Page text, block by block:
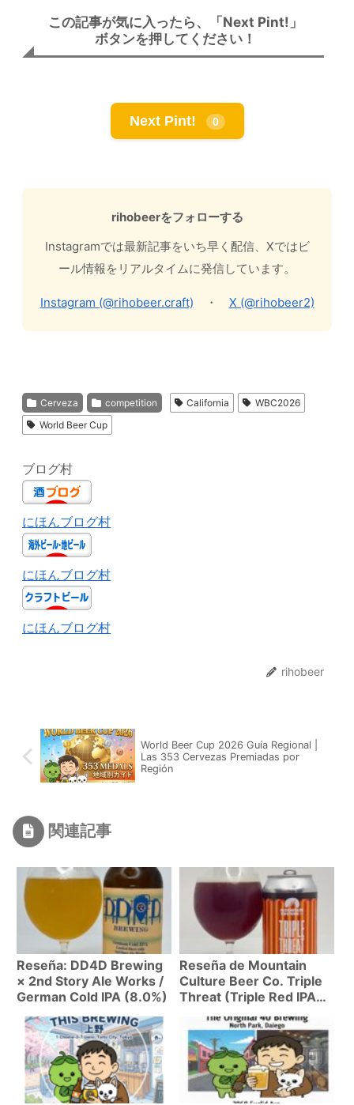
この記事が気に入ったら、「Next Pint!」
ボタンを押してください！
Next Pint! 0
rihobeerをフォローする
Instagramでは最新記事をいち早く配信、Xではビ
ール情報をリアルタイムに発信しています。
Instagram (@rihobeer.craft) ・ X (@rihobeer2)
Cerveza competition California
WBC2026
World Beer Cup
ブログ村
にほんブログ村
にほんブログ村
にほんブログ村
rihobeer
World Beer Cup 2026 Guía Regional |
Las 353 Cervezas Premiadas por
Región
関連記事
Reseña: DD4D Brewing
× 2nd Story Ale Works /
German Cold IPA (8.0%)
Reseña de Mountain
Culture Beer Co. Triple
Threat (Triple Red IPA
10%)